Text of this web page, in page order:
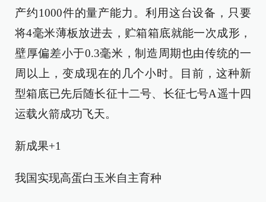
产约1000件的量产能力。利用这台设备，只要
将4毫米薄板放进去，贮箱箱底就能一次成形，
壁厚偏差小于0.3毫米，制造周期也由传统的一
周以上，变成现在的几个小时。目前，这种新
型箱底已先后随长征十二号、长征七号A遥十四
运载火箭成功飞天。
新成果+1
我国实现高蛋白玉米自主育种